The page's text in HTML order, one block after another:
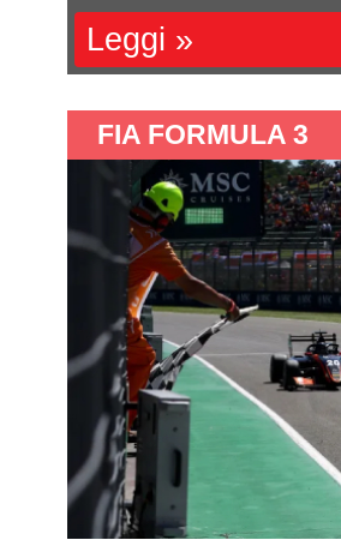
Leggi »
FIA FORMULA 3